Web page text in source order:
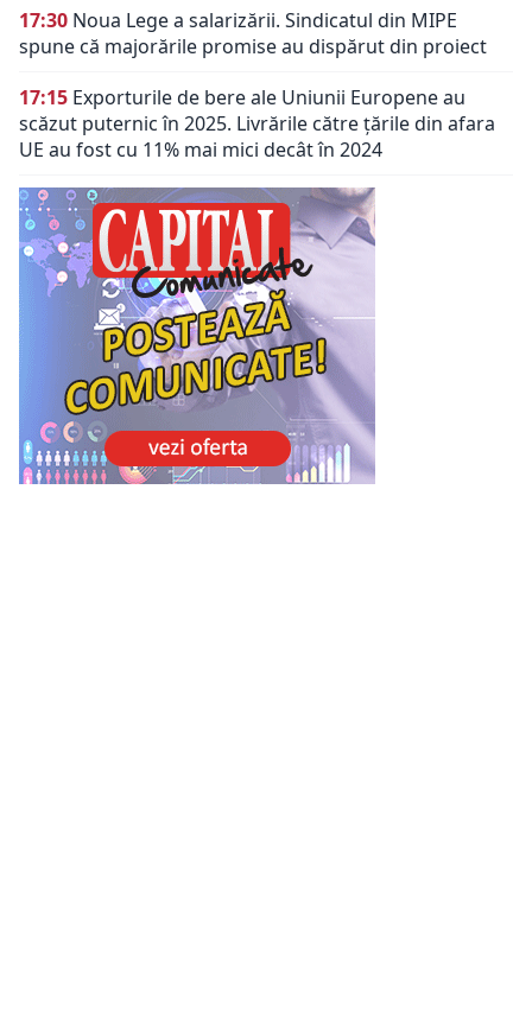
17:30 Noua Lege a salarizării. Sindicatul din MIPE
spune că majorările promise au dispărut din proiect
17:15 Exporturile de bere ale Uniunii Europene au
scăzut puternic în 2025. Livrările către țările din afara
UE au fost cu 11% mai mici decât în 2024